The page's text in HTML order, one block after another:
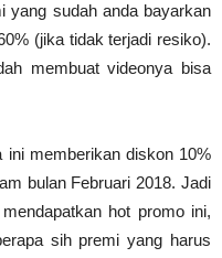
yang sudah anda bayarkan
(jika tidak terjadi resiko).
membuat videonya bisa
ini memberikan diskon 10%
bulan Februari 2018. Jadi
hot promo ini,
sih premi yang harus